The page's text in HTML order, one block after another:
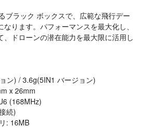
ブラック ボックスで、広範な飛行デー
ります。パフォーマンスを最大化し、
、ドローンの潜在能力を最大限に活用し
ン) / 3.6g(5IN1 バージョン)
x 26mm
(168MHz)
続)
: 16MB